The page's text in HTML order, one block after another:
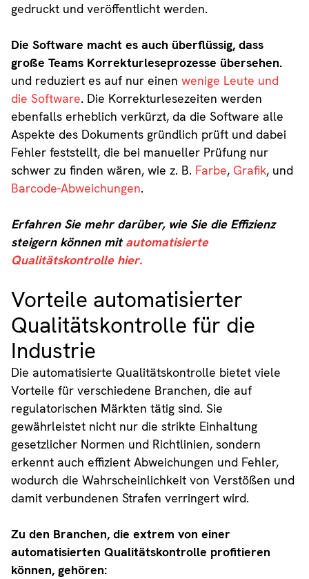
gedruckt und veröffentlicht werden.
Die Software macht es auch überflüssig, dass
große Teams Korrekturleseprozesse übersehen.
und reduziert es auf nur einen wenige Leute und
die Software. Die Korrekturlesezeiten werden
ebenfalls erheblich verkürzt, da die Software alle
Aspekte des Dokuments gründlich prüft und dabei
Fehler feststellt, die bei manueller Prüfung nur
schwer zu finden wären, wie z. B. Farbe, Grafik, und
Barcode-Abweichungen.
Erfahren Sie mehr darüber, wie Sie die Effizienz
steigern können mitautomatisierte
Qualitätskontrolle hier.
Vorteile automatisierter
Qualitätskontrolle für die
Industrie
Die automatisierte Qualitätskontrolle bietet viele
Vorteile für verschiedene Branchen, die auf
regulatorischen Märkten tätig sind. Sie
gewährleistet nicht nur die strikte Einhaltung
gesetzlicher Normen und Richtlinien, sondern
erkennt auch effizient Abweichungen und Fehler,
wodurch die Wahrscheinlichkeit von Verstößen und
damit verbundenen Strafen verringert wird.
Zu den Branchen, die extrem von einer
automatisierten Qualitätskontrolle profitieren
können, gehören: